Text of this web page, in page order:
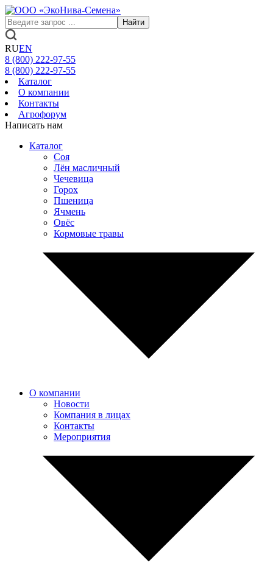
Найти
RUEN
8 (800) 222-97-55
8 (800) 222-97-55
Каталог
О компании
Контакты
Агрофорум
Написать нам
Каталог
Соя
Лён масличный
Чечевица
Горох
Пшеница
Ячмень
Овёс
Кормовые травы
О компании
Новости
Компания в лицах
Контакты
Мероприятия